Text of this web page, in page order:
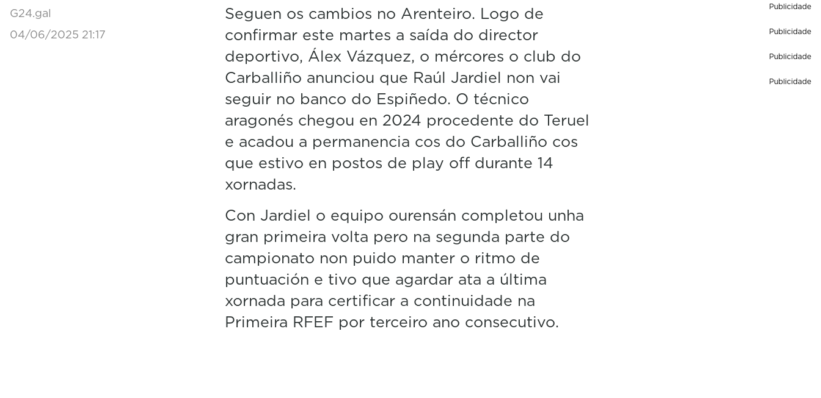
o
f
1
i
u
e
0
V
o
l
u
0
G24.gal
04/06/2025 21:17
Seguen os cambios no Arenteiro. Logo de
confirmar este martes a saída do director
deportivo, Álex Vázquez, o mércores o club do
Carballiño anunciou que Raúl Jardiel non vai
seguir no banco do Espiñedo. O técnico
aragonés chegou en 2024 procedente do Teruel
e acadou a permanencia cos do Carballiño cos
que estivo en postos de play off durante 14
xornadas.
Con Jardiel o equipo ourensán completou unha
gran primeira volta pero na segunda parte do
campionato non puido manter o ritmo de
puntuación e tivo que agardar ata a última
xornada para certificar a continuidade na
Primeira RFEF por terceiro ano consecutivo.
Publicidade
Publicidade
Publicidade
Publicidade